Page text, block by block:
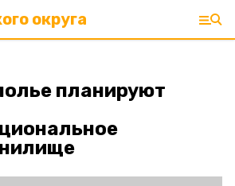
округа
планируют